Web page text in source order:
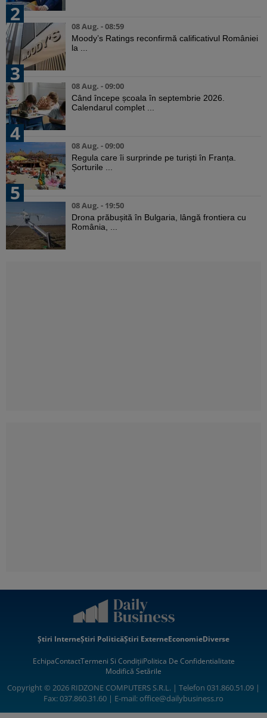
2
08 Aug. - 08:59
Moody’s Ratings reconfirmă calificativul României
la ...
3
08 Aug. - 09:00
Când începe școala în septembrie 2026.
Calendarul complet ...
4
08 Aug. - 09:00
Regula care îi surprinde pe turiști în Franța.
Șorturile ...
5
08 Aug. - 19:50
Drona prăbușită în Bulgaria, lângă frontiera cu
România, ...
Știri InterneȘtiri PoliticăȘtiri ExterneEconomieDiverse
EchipaContactTermeni Si CondițiiPolitica De Confidentialitate
Modifică Setările
Copyright © 2026 RIDZONE COMPUTERS S.R.L. | Telefon 031.860.51.09 |
Fax: 037.860.31.60 | E-mail:office@dailybusiness.ro